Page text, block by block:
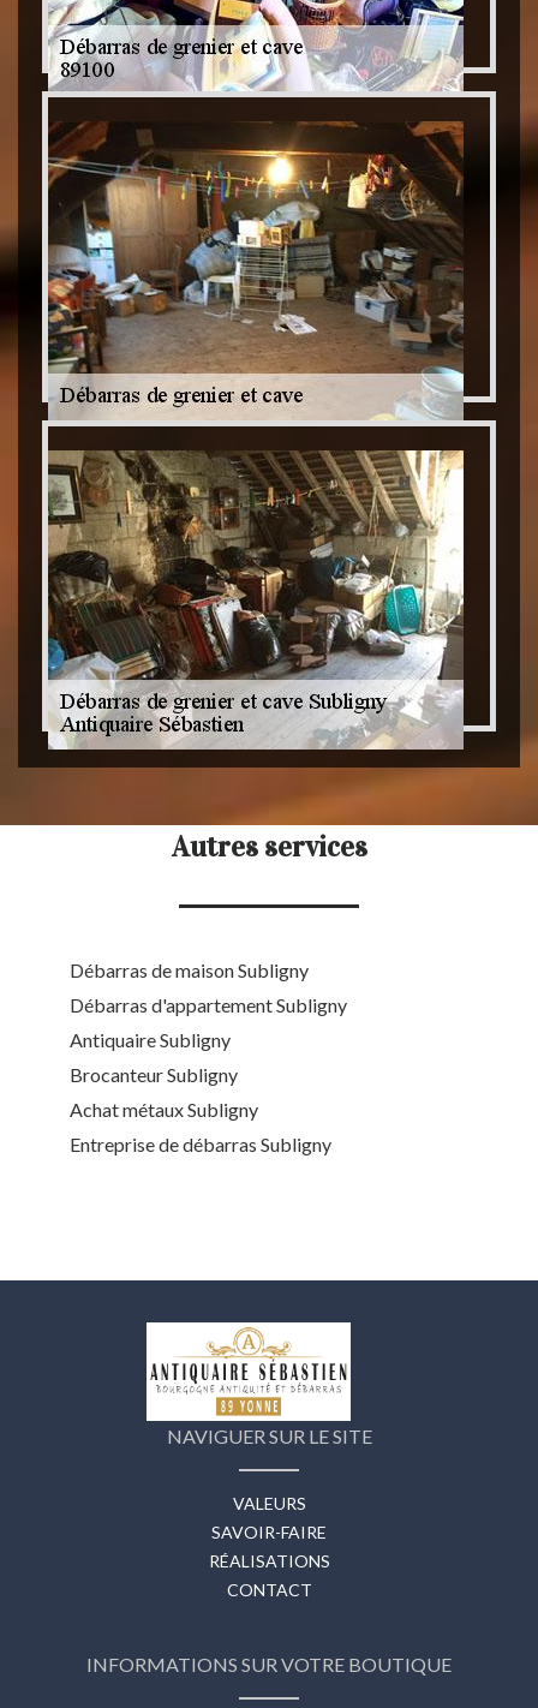
Autres services
Débarras de maison Subligny
Débarras d'appartement Subligny
Antiquaire Subligny
Brocanteur Subligny
Achat métaux Subligny
Entreprise de débarras Subligny
NAVIGUER SUR LE SITE
VALEURS
SAVOIR-FAIRE
RÉALISATIONS
CONTACT
INFORMATIONS SUR VOTRE BOUTIQUE